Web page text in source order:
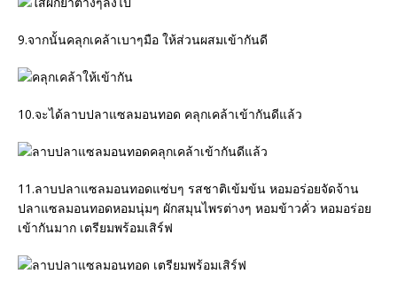
9.จากนั้นคลุกเคล้าเบาๆมือ ให้ส่วนผสมเข้ากันดี
10.จะได้ลาบปลาแซลมอนทอด คลุกเคล้าเข้ากันดีแล้ว
11.ลาบปลาแซลมอนทอดแซ่บๆ รสชาติเข้มข้น หอมอร่อยจัดจ้าน
ปลาแซลมอนทอดหอมนุ่มๆ ผักสมุนไพรต่างๆ หอมข้าวคั่ว หอมอร่อย
เข้ากันมาก เตรียมพร้อมเสิร์ฟ